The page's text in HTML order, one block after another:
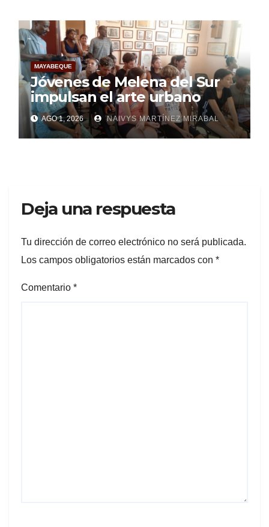
MAYABEQUE
Jóvenes de Melena del Sur
impulsan el arte urbano
AGO 1, 2026 NAIVYS MARTÍNEZ MIRABAL
Deja una respuesta
Tu dirección de correo electrónico no será publicada.
Los campos obligatorios están marcados con *
Comentario *